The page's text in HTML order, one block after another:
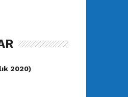
2020)